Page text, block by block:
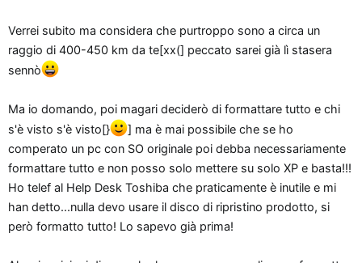
Verrei subito ma considera che purtroppo sono a circa un
raggio di 400-450 km da te[xx(] peccato sarei già lì stasera
sennò
Ma io domando, poi magari deciderò di formattare tutto e chi
s'è visto s'è visto[}
] ma è mai possibile che se ho
comperato un pc con SO originale poi debba necessariamente
formattare tutto e non posso solo mettere su solo XP e basta!!!
Ho telef al Help Desk Toshiba che praticamente è inutile e mi
han detto...nulla devo usare il disco di ripristino prodotto, si
però formatto tutto! Lo sapevo già prima!